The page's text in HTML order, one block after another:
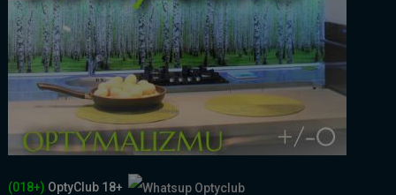
(018+) OptyClub 18+